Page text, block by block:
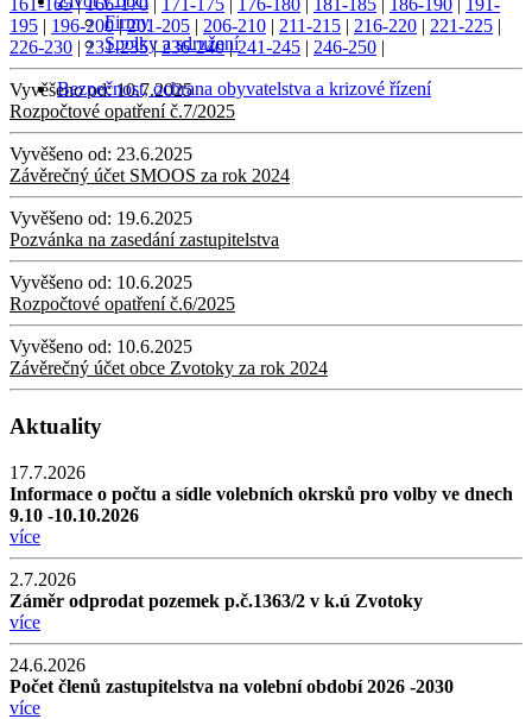
Firmy
Spolky a sdružení
Bezpečnost, ochrana obyvatelstva a krizové řízení
161-165|166-170 | 171-175 | 176-180 | 181-185 | 186-190 | 191-
195 | 196-200|201-205 | 206-210 | 211-215 | 216-220 | 221-225 |
226-230 |231-235|236-240|241-245 | 246-250 |
Vyvěšeno od:10.7.2025
Rozpočtové opatření č.7/2025
Vyvěšeno od: 23.6.2025
Závěrečný účet SMOOS za rok 2024
Vyvěšeno od: 19.6.2025
Pozvánka na zasedání zastupitelstva
Vyvěšeno od: 10.6.2025
Rozpočtové opatření č.6/2025
Vyvěšeno od: 10.6.2025
Závěrečný účet obce Zvotoky za rok 2024
Aktuality
17.7.2026
Informace o počtu a sídle volebních okrsků pro volby ve dnech
9.10 -10.10.2026
více
2.7.2026
Záměr odprodat pozemek p.č.1363/2 v k.ú Zvotoky
více
24.6.2026
Počet členů zastupitelstva na volební období 2026 -2030
více